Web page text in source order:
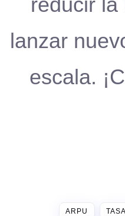
lanzar
escala.
ARPU